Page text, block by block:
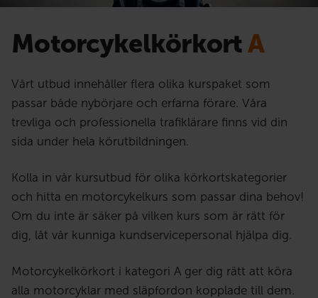
MotorcykelkörkortA
Vårt utbud innehåller flera olika kurspaket som
passar både nybörjare och erfarna förare. Våra
trevliga och professionella trafiklärare finns vid din
sida under hela körutbildningen.
Kolla in vår kursutbud för olika körkortskategorier
och hitta en motorcykelkurs som passar dina behov!
Om du inte är säker på vilken kurs som är rätt för
dig, låt vår kunniga kundservicepersonal hjälpa dig.
Motorcykelkörkort i kategori A ger dig rätt att köra
alla motorcyklar med släpfordon kopplade till dem.